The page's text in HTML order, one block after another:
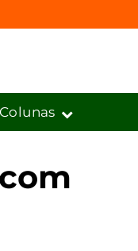
Colunas